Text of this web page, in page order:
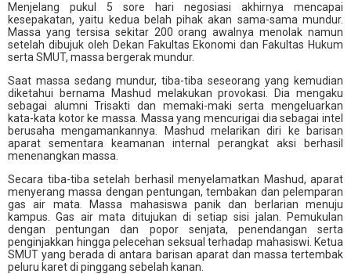
Menjelang pukul 5 sore hari negosiasi akhirnya mencapai
kesepakatan, yaitu kedua belah pihak akan sama-sama mundur.
Massa yang tersisa sekitar 200 orang awalnya menolak namun
setelah dibujuk oleh Dekan Fakultas Ekonomi dan Fakultas Hukum
serta SMUT, massa bergerak mundur.
Saat massa sedang mundur, tiba-tiba seseorang yang kemudian
diketahui bernama Mashud melakukan provokasi. Dia mengaku
sebagai alumni Trisakti dan memaki-maki serta mengeluarkan
kata-kata kotor ke massa. Massa yang mencurigai dia sebagai intel
berusaha mengamankannya. Mashud melarikan diri ke barisan
aparat sementara keamanan internal perangkat aksi berhasil
menenangkan massa.
Secara tiba-tiba setelah berhasil menyelamatkan Mashud, aparat
menyerang massa dengan pentungan, tembakan dan pelemparan
gas air mata. Massa mahasiswa panik dan berlarian menuju
kampus. Gas air mata ditujukan di setiap sisi jalan. Pemukulan
dengan pentungan dan popor senjata, penendangan serta
penginjakkan hingga pelecehan seksual terhadap mahasiswi. Ketua
SMUT yang berada di antara barisan aparat dan massa tertembak
peluru karet di pinggang sebelah kanan.